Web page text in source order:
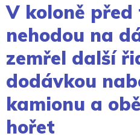
V koloně
nehodou na
zemřel další
dodávkou
kamionu a
hořet